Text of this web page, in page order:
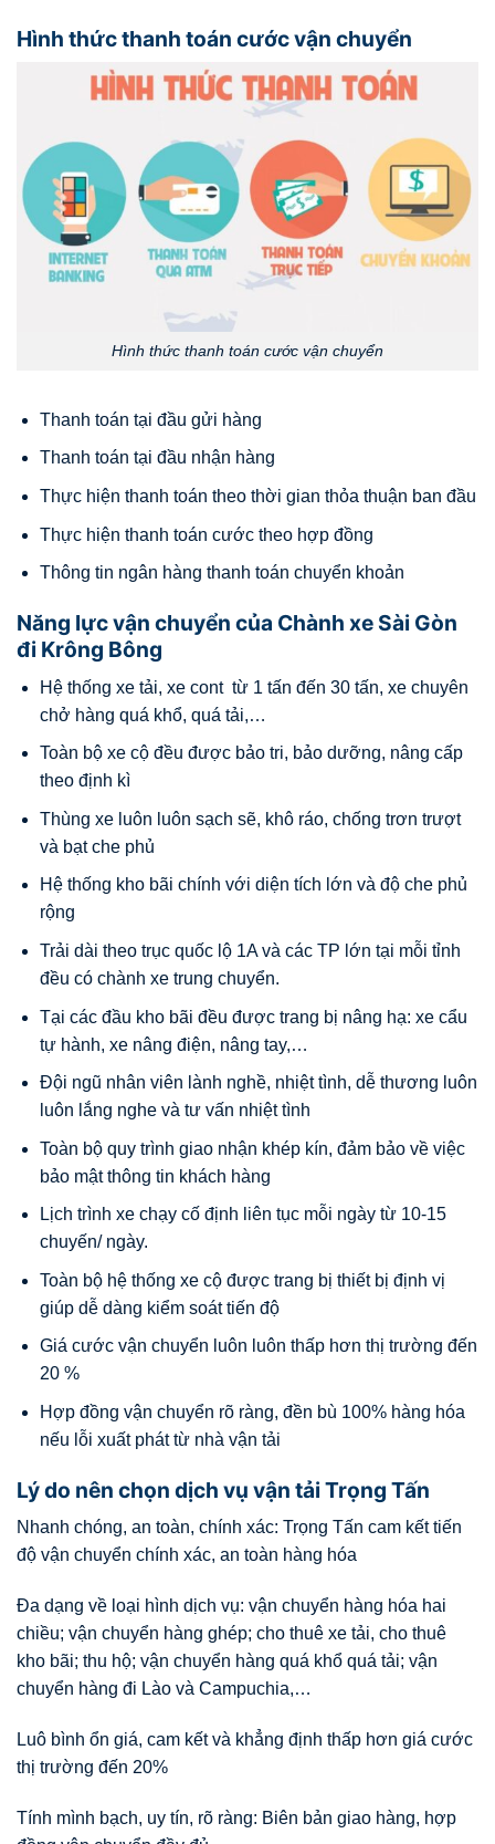
Hình thức thanh toán cước vận chuyển
Hình thức thanh toán cước vận chuyển
Thanh toán tại đầu gửi hàng
Thanh toán tại đầu nhận hàng
Thực hiện thanh toán theo thời gian thỏa thuận ban đầu
Thực hiện thanh toán cước theo hợp đồng
Thông tin ngân hàng thanh toán chuyển khoản
Năng lực vận chuyển của Chành xe Sài Gòn
đi Krông Bông
Hệ thống xe tải, xe cont từ 1 tấn đến 30 tấn, xe chuyên
chở hàng quá khổ, quá tải,…
Toàn bộ xe cộ đều được bảo tri, bảo dưỡng, nâng cấp
theo định kì
Thùng xe luôn luôn sạch sẽ, khô ráo, chống trơn trượt
và bạt che phủ
Hệ thống kho bãi chính với diện tích lớn và độ che phủ
rộng
Trải dài theo trục quốc lộ 1A và các TP lớn tại mỗi tỉnh
đều có chành xe trung chuyển.
Tại các đầu kho bãi đều được trang bị nâng hạ: xe cẩu
tự hành, xe nâng điện, nâng tay,…
Đội ngũ nhân viên lành nghề, nhiệt tình, dễ thương luôn
luôn lắng nghe và tư vấn nhiệt tình
Toàn bộ quy trình giao nhận khép kín, đảm bảo về việc
bảo mật thông tin khách hàng
Lịch trình xe chạy cố định liên tục mỗi ngày từ 10-15
chuyến/ ngày.
Toàn bộ hệ thống xe cộ được trang bị thiết bị định vị
giúp dễ dàng kiểm soát tiến độ
Giá cước vận chuyển luôn luôn thấp hơn thị trường đến
20 %
Hợp đồng vận chuyển rõ ràng, đền bù 100% hàng hóa
nếu lỗi xuất phát từ nhà vận tải
Lý do nên chọn dịch vụ vận tải Trọng Tấn
Nhanh chóng, an toàn, chính xác: Trọng Tấn cam kết tiến
độ vận chuyển chính xác, an toàn hàng hóa
Đa dạng về loại hình dịch vụ: vận chuyển hàng hóa hai
chiều; vận chuyển hàng ghép; cho thuê xe tải, cho thuê
kho bãi; thu hộ; vận chuyển hàng quá khổ quá tải; vận
chuyển hàng đi Lào và Campuchia,…
Luô bình ổn giá, cam kết và khẳng định thấp hơn giá cước
thị trường đến 20%
Tính mình bạch, uy tín, rõ ràng: Biên bản giao hàng, hợp